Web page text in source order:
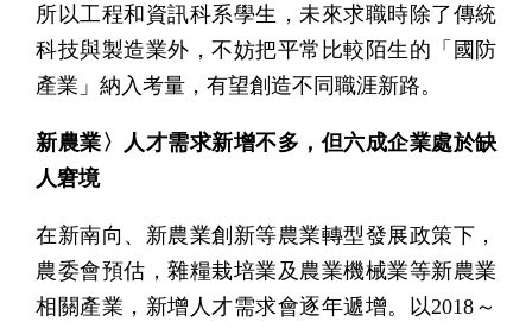
所以工程和資訊科系學生，未來求職時除了傳統
科技與製造業外，不妨把平常比較陌生的「國防
產業」納入考量，有望創造不同職涯新路。
新農業〉人才需求新增不多，但六成企業處於缺
人窘境
在新南向、新農業創新等農業轉型發展政策下，
農委會預估，雜糧栽培業及農業機械業等新農業
相關產業，新增人才需求會逐年遞增。以2018～